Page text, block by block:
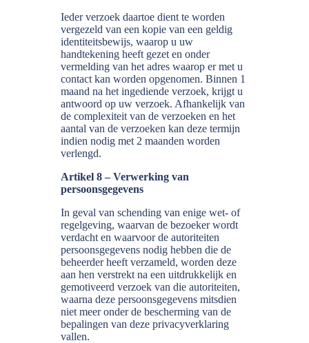
Ieder verzoek daartoe dient te worden
vergezeld van een kopie van een geldig
identiteitsbewijs, waarop u uw
handtekening heeft gezet en onder
vermelding van het adres waarop er met u
contact kan worden opgenomen. Binnen 1
maand na het ingediende verzoek, krijgt u
antwoord op uw verzoek. Afhankelijk van
de complexiteit van de verzoeken en het
aantal van de verzoeken kan deze termijn
indien nodig met 2 maanden worden
verlengd.
Artikel 8 – Verwerking van
persoonsgegevens
In geval van schending van enige wet- of
regelgeving, waarvan de bezoeker wordt
verdacht en waarvoor de autoriteiten
persoonsgegevens nodig hebben die de
beheerder heeft verzameld, worden deze
aan hen verstrekt na een uitdrukkelijk en
gemotiveerd verzoek van die autoriteiten,
waarna deze persoonsgegevens mitsdien
niet meer onder de bescherming van de
bepalingen van deze privacyverklaring
vallen.